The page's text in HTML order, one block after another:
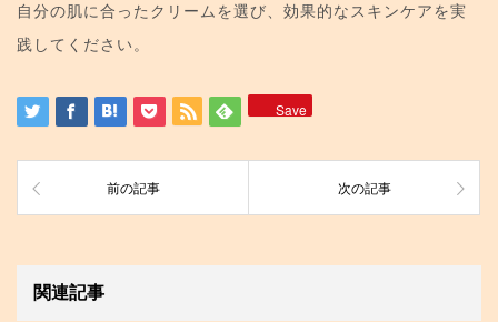
自分の肌に合ったクリームを選び、効果的なスキンケアを実
践してください。
Save
前の記事 次の記事
関連記事